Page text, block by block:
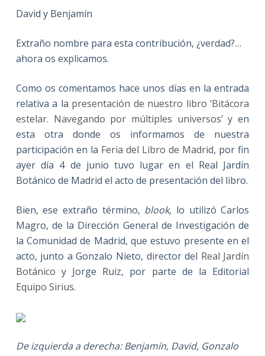
David y Benjamín
Extraño nombre para esta contribución, ¿verdad?…
ahora os explicamos.
Como os comentamos hace unos días en la entrada
relativa a la presentación de nuestro libro ‘Bitácora
estelar. Navegando por múltiples universos’y en
esta otra donde os informamos de nuestra
participación en la Feria del Libro de Madrid, por fin
ayer día 4 de junio tuvo lugar en el Real Jardín
Botánico de Madrid el acto de presentación del libro.
Bien, ese extraño término, blook, lo utilizó Carlos
Magro, de la Dirección General de Investigación de
la Comunidad de Madrid, que estuvo presente en el
acto, junto a Gonzalo Nieto, director del Real Jardín
Botánico y Jorge Ruiz, por parte de la Editorial
Equipo Sirius.
De izquierda a derecha: Benjamín, David, Gonzalo